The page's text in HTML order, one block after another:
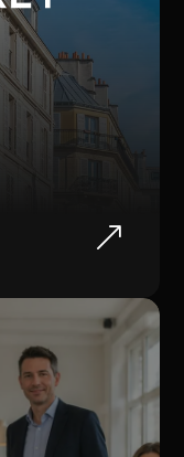
&